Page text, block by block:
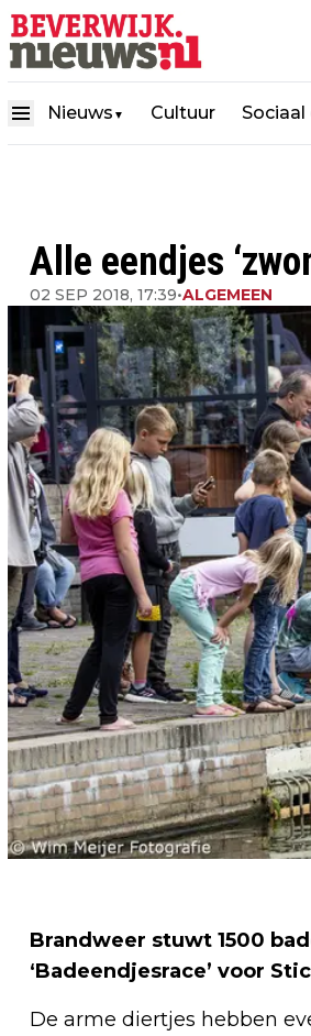
Nieuws ▼ Cultuur Sociaal
Alle eendjes
02 SEP 2018, 17:39•ALGEMEEN
Brandweer stuwt 1500
‘Badeendjesrace’ voor
De arme diertjes hebben